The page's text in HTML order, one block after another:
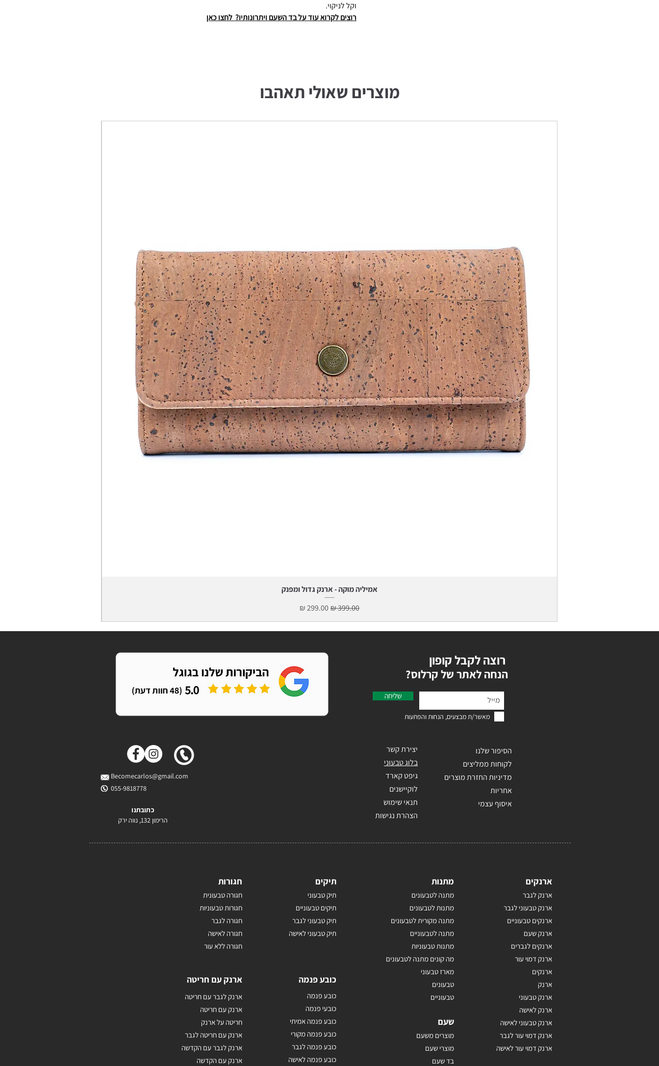
וקל לניקוי.
רוצים לקרוא עוד על בד השעם ויתרונותיו? לחצו כאן
מוצרים שאולי תאהבו
תצוגה מהירה
אמיליה מוקה - ארנק גדול ומפנק
מחיר רגיל מחיר מבצע
Becomecarlos@gmail.com
055-9818778
כתובתנו
הרימון 132, נווה ירק
רוצה לקבל קופון
?הנחה לאתר של קרלוס
שליחה
מאשר/ת מבצעים, הנחות והפתעות
יצירת קשר
בלוג טבעוני
גיפט קארד
לוקיישנים
תנאי שימוש
הצהרת נגישות
הסיפור שלנו
לקוחות ממליצים
מדיניות החזרת מוצרים
אחריות
איסוף עצמי
חגורות
חגורה טבעונית
חגורות טבעוניות
חגורה לגבר
חגורה לאישה
חגורה ללא עור
תיקים
תיק טבעוני
תיקים טבעוניים
תיק טבעוני לגבר
תיק טבעוני לאישה
ארנק עם חריטה
ארנק לגבר עם חריטה
ארנק עם חריטה
חריטה על ארנק
ארנק עם חריטה לגבר
ארנק לגבר עם הקדשה
ארנק עם הקדשה
כובע פנמה
כובע פנמה
כובעי פנמה
כובע פנמה אמיתי
כובע פנמה מקורי
כובע פנמה לגבר
כובע פנמה לאישה
מתנות
מתנה לטבעונים
מתנות לטבעונים
מתנה מקורית לטבעונים
מתנה לטבעוניים
מתנות טבעוניות
מה קונים מתנה לטבעונים
מארז טבעוני
טבעונים
טבעוניים
שעם
מוצרים משעם
מוצרי שעם
בד שעם
ארנקים
ארנק לגבר
ארנק טבעוני לגבר
ארנקים טבעוניים
ארנק שעם
ארנקים לגברים
ארנק דמוי עור
ארנקים
ארנק
ארנק טבעוני
ארנק לאישה
ארנק טבעוני לאישה
ארנק דמוי עור לגבר
ארנק דמוי עור לאישה